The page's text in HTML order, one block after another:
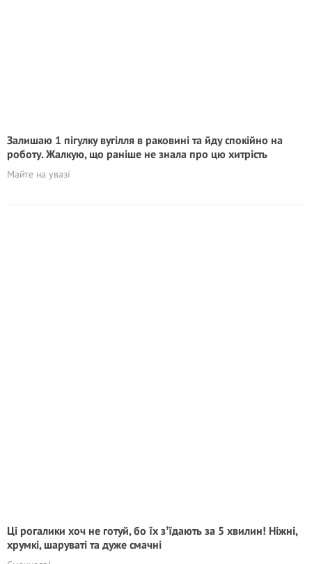
Залишаю 1 пiгyлку вугілля в раковині та йду спокійно на
роботу. Жалкую, що раніше не знала про цю хитрість
Майте на увазі
Ці рогалики хоч не готуй, бо їх зʼїдають за 5 хвилин! Ніжні,
хрумкі, шаруваті та дуже смачні